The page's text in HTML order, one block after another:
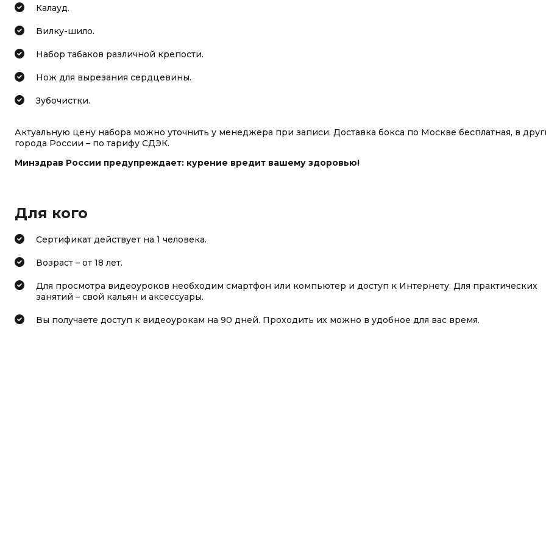
Калауд.
Вилку-шило.
Набор табаков различной крепости.
Нож для вырезания сердцевины.
Зубочистки.
Актуальную цену набора можно уточнить у менеджера при записи. Доставка бокса по Москве бесплатная, в
города России – по тарифу СДЭК.
Минздрав России предупреждает: курение вредит вашему здоровью!
Для кого
Сертификат действует на 1 человека.
Возраст – от 18 лет.
Для просмотра видеоуроков необходим смартфон или компьютер и доступ к Интернету. Для практических
занятий – свой кальян и аксессуары.
Вы получаете доступ к видеоурокам на 90 дней. Проходить их можно в удобное для вас время.